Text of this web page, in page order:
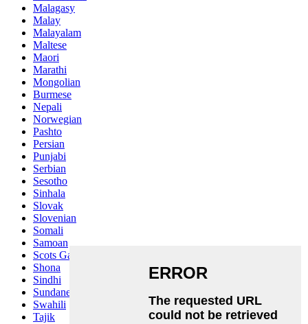
Malagasy
Malay
Malayalam
Maltese
Maori
Marathi
Mongolian
Burmese
Nepali
Norwegian
Pashto
Persian
Punjabi
Serbian
Sesotho
Sinhala
Slovak
Slovenian
Somali
Samoan
Scots Gaelic
Shona
Sindhi
Sundanese
Swahili
Tajik